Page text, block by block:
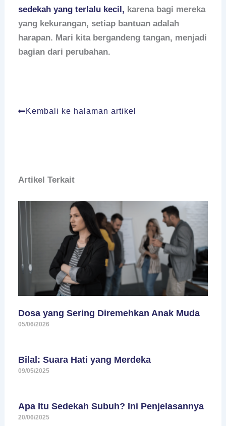
sedekah yang terlalu kecil, karena bagi mereka
yang kekurangan, setiap bantuan adalah
harapan. Mari kita bergandeng tangan, menjadi
bagian dari perubahan.
Kembali ke halaman artikel
Artikel Terkait
Dosa yang Sering Diremehkan Anak Muda
05/06/2026
Bilal: Suara Hati yang Merdeka
09/05/2025
Apa Itu Sedekah Subuh? Ini Penjelasannya
20/06/2025